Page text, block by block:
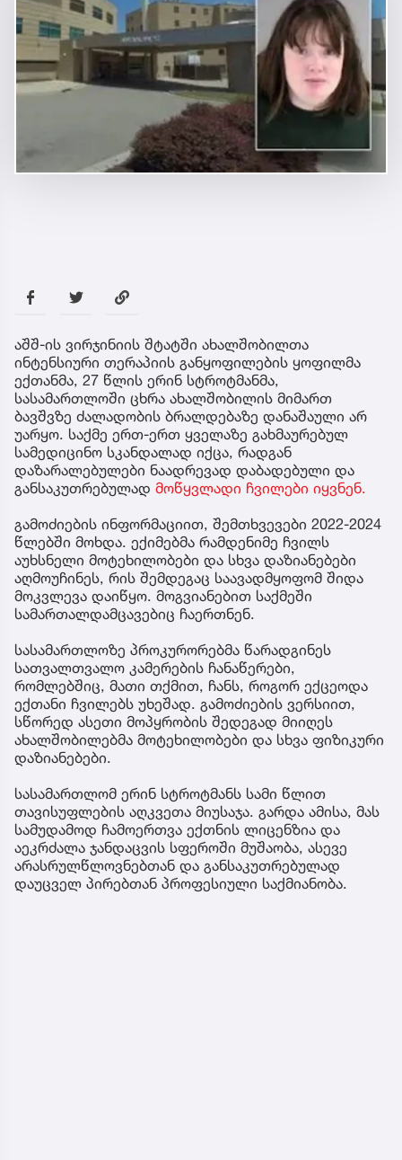
აშშ-ის ვირჯინიის შტატში ახალშობილთა
ინტენსიური თერაპიის განყოფილების ყოფილმა
ექთანმა, 27 წლის ერინ სტროტმანმა,
სასამართლოში ცხრა ახალშობილის მიმართ
ბავშვზე ძალადობის ბრალდებაზე დანაშაული არ
უარყო. საქმე ერთ-ერთ ყველაზე გახმაურებულ
სამედიცინო სკანდალად იქცა, რადგან
დაზარალებულები ნაადრევად დაბადებული და
განსაკუთრებულად მოწყვლადი ჩვილები იყვნენ.
გამოძიების ინფორმაციით, შემთხვევები 2022-2024
წლებში მოხდა. ექიმებმა რამდენიმე ჩვილს
აუხსნელი მოტეხილობები და სხვა დაზიანებები
აღმოუჩინეს, რის შემდეგაც საავადმყოფომ შიდა
მოკვლევა დაიწყო. მოგვიანებით საქმეში
სამართალდამცავებიც ჩაერთნენ.
სასამართლოზე პროკურორებმა წარადგინეს
სათვალთვალო კამერების ჩანაწერები,
რომლებშიც, მათი თქმით, ჩანს, როგორ ექცეოდა
ექთანი ჩვილებს უხეშად. გამოძიების ვერსიით,
სწორედ ასეთი მოპყრობის შედეგად მიიღეს
ახალშობილებმა მოტეხილობები და სხვა ფიზიკური
დაზიანებები.
სასამართლომ ერინ სტროტმანს სამი წლით
თავისუფლების აღკვეთა მიუსაჯა. გარდა ამისა, მას
სამუდამოდ ჩამოერთვა ექთნის ლიცენზია და
აეკრძალა ჯანდაცვის სფეროში მუშაობა, ასევე
არასრულწლოვნებთან და განსაკუთრებულად
დაუცველ პირებთან პროფესიული საქმიანობა.